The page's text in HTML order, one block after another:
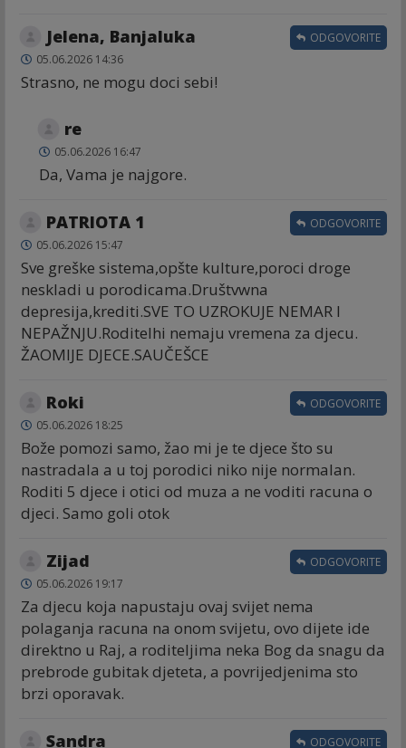
Jelena, Banjaluka
05.06.2026 14:36
Strasno, ne mogu doci sebi!
ODGOVORITE
re
05.06.2026 16:47
Da, Vama je najgore.
PATRIOTA 1
05.06.2026 15:47
Sve greške sistema,opšte kulture,poroci droge
neskladi u porodicama.Društvwna
depresija,krediti.SVE TO UZROKUJE NEMAR I
NEPAŽNJU.Roditelhi nemaju vremena za djecu.
ŽAOMIJE DJECE.SAUČEŠCE
ODGOVORITE
Roki
05.06.2026 18:25
Bože pomozi samo, žao mi je te djece što su
nastradala a u toj porodici niko nije normalan.
Roditi 5 djece i otici od muza a ne voditi racuna o
djeci. Samo goli otok
ODGOVORITE
Zijad
05.06.2026 19:17
Za djecu koja napustaju ovaj svijet nema
polaganja racuna na onom svijetu, ovo dijete ide
direktno u Raj, a roditeljima neka Bog da snagu da
prebrode gubitak djeteta, a povrijedjenima sto
brzi oporavak.
ODGOVORITE
Sandra ODGOVORITE